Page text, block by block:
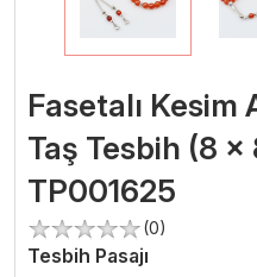
Fasetalı Kesim
Taş Tesbih (8 x
TP001625
(0)
Tesbih Pasajı